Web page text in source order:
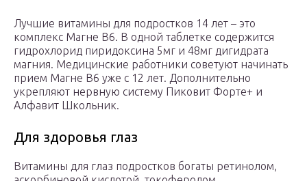
Лучшие витамины для подростков 14 лет – это
комплекс Магне B6. В одной таблетке содержится
гидрохлорид пиридоксина 5мг и 48мг дигидрата
магния. Медицинские работники советуют начинать
прием Магне B6 уже с 12 лет. Дополнительно
укрепляют нервную систему Пиковит Форте+ и
Алфавит Школьник.
Для здоровья глаз
Витамины для глаз подростков богаты ретинолом,